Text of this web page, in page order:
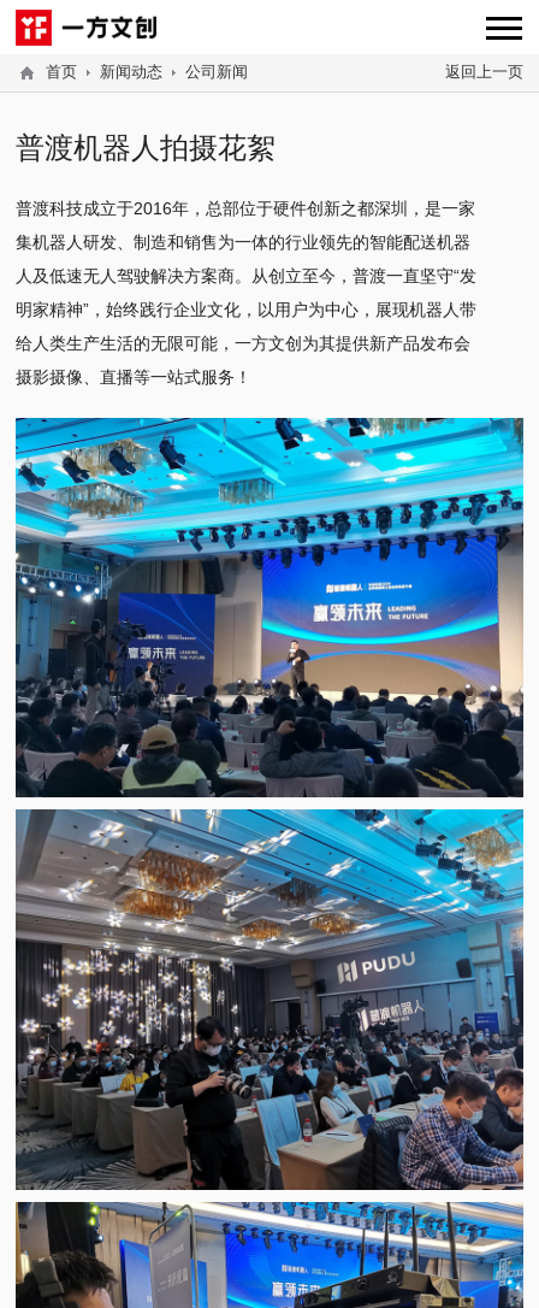
返回上一页
首页 新闻动态 公司新闻
普渡机器人拍摄花絮
普渡科技成立于2016年，总部位于硬件创新之都深圳，是一家
集机器人研发、制造和销售为一体的行业领先的智能配送机器
人及低速无人驾驶解决方案商。从创立至今，普渡一直坚守“发
明家精神”，始终践行企业文化，以用户为中心，展现机器人带
给人类生产生活的无限可能，一方文创为其提供新产品发布会
摄影摄像、直播等一站式服务！